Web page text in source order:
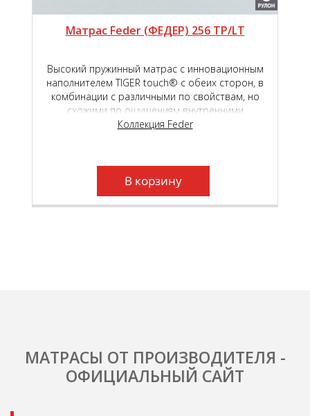
Матрас Feder (ФЕДЕР) 256 TP/LT
Высокий пружинный матрас с инновационным
наполнителем TIGER touch® с обеих сторон, в
комбинации с различными по свойствам, но
схожими по ощущениям внутренними
наполнителями - высокоэластичной пены Roll
Независимый пружинный блок Roll Feder TFK,
который находится в основе матраса, создаст
Коллекция Feder
В корзину
МАТРАСЫ ОТ ПРОИЗВОДИТЕЛЯ -
ОФИЦИАЛЬНЫЙ САЙТ